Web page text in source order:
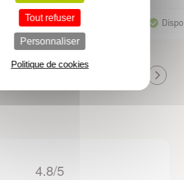
4.8/5
Tout refuser
Personnaliser
Politique de cookies